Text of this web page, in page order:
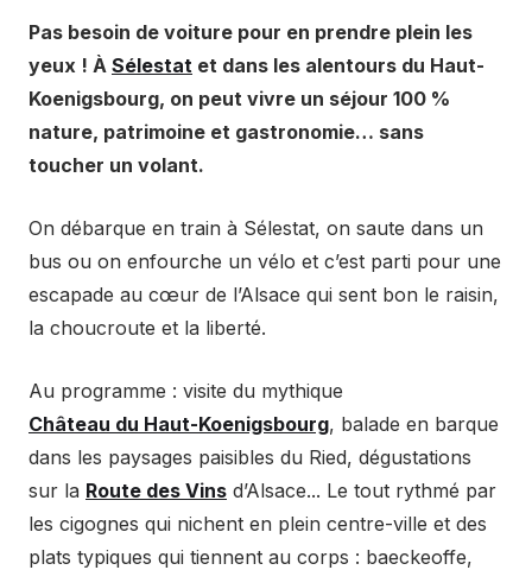
Pas besoin de voiture pour en prendre plein les
yeux ! À Sélestat et dans les alentours du Haut-
Koenigsbourg, on peut vivre un séjour 100 %
nature, patrimoine et gastronomie… sans
toucher un volant.
On débarque en train à Sélestat, on saute dans un
bus ou on enfourche un vélo et c’est parti pour une
escapade au cœur de l’Alsace qui sent bon le raisin,
la choucroute et la liberté.
Au programme : visite du mythique
Château du Haut-Koenigsbourg, balade en barque
dans les paysages paisibles du Ried, dégustations
sur la Route des Vins d’Alsace... Le tout rythmé par
les cigognes qui nichent en plein centre-ville et des
plats typiques qui tiennent au corps : baeckeoffe,